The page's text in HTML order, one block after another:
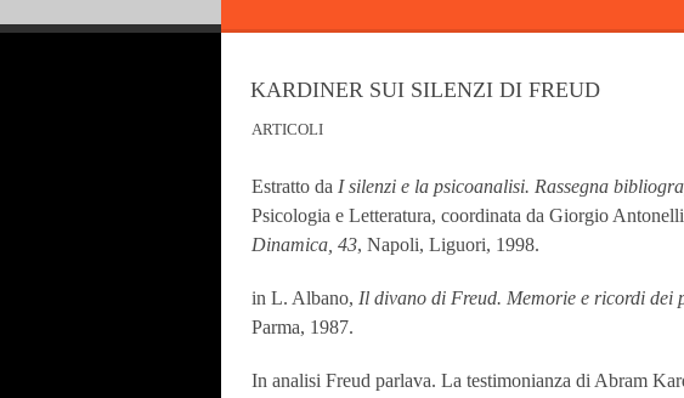
KARDINER SUI SILENZI DI FREUD
ARTICOLI
Estratto da I silenzi e la psicoanalisi. Rassegna
Psicologia e Letteratura, coordinata da Giorgio
Dinamica, 43, Napoli, Liguori, 1998.
in L. Albano, Il divano di Freud. Memorie e ricordi dei
Parma, 1987.
In analisi Freud parlava. La testimonianza di Abram